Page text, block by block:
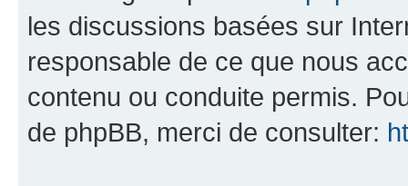
les discussions basées sur
responsable de ce que nous
contenu ou conduite permis.
de phpBB, merci de consulter: